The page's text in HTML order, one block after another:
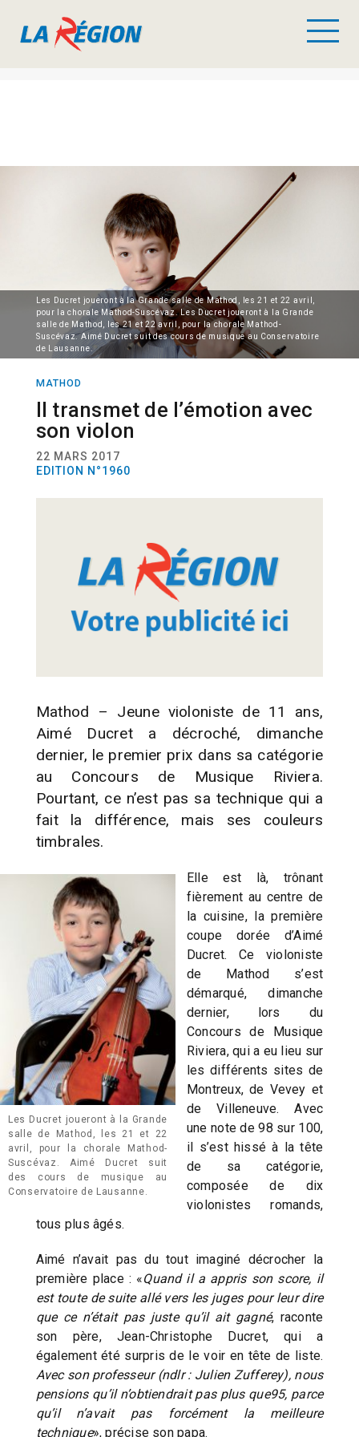
Les Ducret joueront à la Grande salle de Mathod, les 21 et 22 avril,
pour la chorale Mathod-Suscévaz. Les Ducret joueront à la Grande
salle de Mathod, les 21 et 22 avril, pour la chorale Mathod-
Suscévaz. Aimé Ducret suit des cours de musique au Conservatoire
de Lausanne.
MATHOD
Il transmet de l’émotion avec
son violon
22 MARS 2017
EDITION N°1960
Mathod – Jeune violoniste de 11 ans,
Aimé Ducret a décroché, dimanche
dernier, le premier prix dans sa catégorie
au Concours de Musique Riviera.
Pourtant, ce n’est pas sa technique qui a
fait la différence, mais ses couleurs
timbrales.
Les Ducret joueront à la Grande
salle de Mathod, les 21 et 22
avril, pour la chorale Mathod-
Suscévaz. Aimé Ducret suit
des cours de musique au
Conservatoire de Lausanne.
Elle est là, trônant
fièrement au centre de
la cuisine, la première
coupe dorée d’Aimé
Ducret. Ce violoniste
de Mathod s’est
démarqué, dimanche
dernier, lors du
Concours de Musique
Riviera, qui a eu lieu sur
les différents sites de
Montreux, de Vevey et
de Villeneuve. Avec
une note de 98 sur 100,
il s’est hissé à la tête
de sa catégorie,
composée de dix
violonistes romands,
tous plus âgés.
Aimé n’avait pas du tout imaginé décrocher la
première place : «Quand il a appris son score, il
est toute de suite allé vers les juges pour leur dire
que ce n’était pas juste qu’il ait gagné, raconte
son père, Jean-Christophe Ducret, qui a
également été surpris de le voir en tête de liste.
Avec son professeur (ndlr : Julien Zufferey), nous
pensions qu’il n’obtiendrait pas plus que95, parce
qu’il n’avait pas forcément la meilleure
technique», précise son papa.